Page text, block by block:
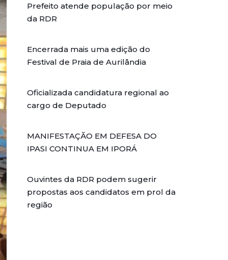
Prefeito atende população por meio
da RDR
Encerrada mais uma edição do
Festival de Praia de Aurilândia
Oficializada candidatura regional ao
cargo de Deputado
MANIFESTAÇÃO EM DEFESA DO
IPASI CONTINUA EM IPORÁ
Ouvintes da RDR podem sugerir
propostas aos candidatos em prol da
região